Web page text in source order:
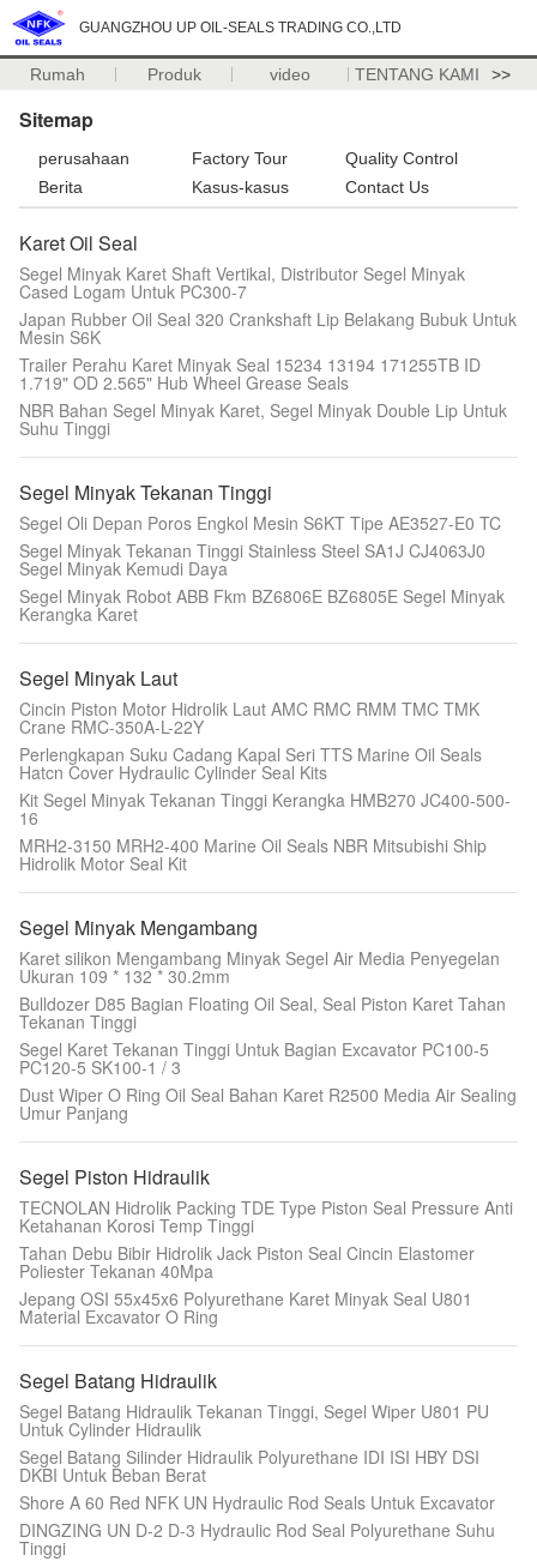
GUANGZHOU UP OIL-SEALS TRADING CO.,LTD
Rumah Produk video TENTANG KAMI >>
Sitemap
perusahaan Factory Tour
Quality Control
Berita
Kasus-kasus Contact Us
Karet Oil Seal
Segel Minyak Karet Shaft Vertikal, Distributor Segel Minyak
Cased Logam Untuk PC300-7
Japan Rubber Oil Seal 320 Crankshaft Lip Belakang Bubuk Untuk
Mesin S6K
Trailer Perahu Karet Minyak Seal 15234 13194 171255TB ID
1.719" OD 2.565" Hub Wheel Grease Seals
NBR Bahan Segel Minyak Karet, Segel Minyak Double Lip Untuk
Suhu Tinggi
Segel Minyak Tekanan Tinggi
Segel Oli Depan Poros Engkol Mesin S6KT Tipe AE3527-E0 TC
Segel Minyak Tekanan Tinggi Stainless Steel SA1J CJ4063J0
Segel Minyak Kemudi Daya
Segel Minyak Robot ABB Fkm BZ6806E BZ6805E Segel Minyak
Kerangka Karet
Segel Minyak Laut
Cincin Piston Motor Hidrolik Laut AMC RMC RMM TMC TMK
Crane RMC-350A-L-22Y
Perlengkapan Suku Cadang Kapal Seri TTS Marine Oil Seals
Hatcn Cover Hydraulic Cylinder Seal Kits
Kit Segel Minyak Tekanan Tinggi Kerangka HMB270 JC400-500-
16
MRH2-3150 MRH2-400 Marine Oil Seals NBR Mitsubishi Ship
Hidrolik Motor Seal Kit
Segel Minyak Mengambang
Karet silikon Mengambang Minyak Segel Air Media Penyegelan
Ukuran 109 * 132 * 30.2mm
Bulldozer D85 Bagian Floating Oil Seal, Seal Piston Karet Tahan
Tekanan Tinggi
Segel Karet Tekanan Tinggi Untuk Bagian Excavator PC100-5
PC120-5 SK100-1 / 3
Dust Wiper O Ring Oil Seal Bahan Karet R2500 Media Air Sealing
Umur Panjang
Segel Piston Hidraulik
TECNOLAN Hidrolik Packing TDE Type Piston Seal Pressure Anti
Ketahanan Korosi Temp Tinggi
Tahan Debu Bibir Hidrolik Jack Piston Seal Cincin Elastomer
Poliester Tekanan 40Mpa
Jepang OSI 55x45x6 Polyurethane Karet Minyak Seal U801
Material Excavator O Ring
Segel Batang Hidraulik
Segel Batang Hidraulik Tekanan Tinggi, Segel Wiper U801 PU
Untuk Cylinder Hidraulik
Segel Batang Silinder Hidraulik Polyurethane IDI ISI HBY DSI
DKBI Untuk Beban Berat
Shore A 60 Red NFK UN Hydraulic Rod Seals Untuk Excavator
DINGZING UN D-2 D-3 Hydraulic Rod Seal Polyurethane Suhu
Tinggi